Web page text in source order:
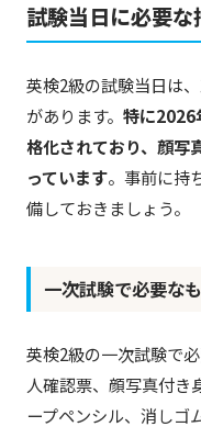
試験当日に必要な
英検2級の試験当日は
があります。 特に2026
格化されており、顔写
っています。事前に持
備しておきましょう。
一次試験で必要な
英検2級の一次試験で
人確認票、顔写真付き
ープペンシル、消しゴ